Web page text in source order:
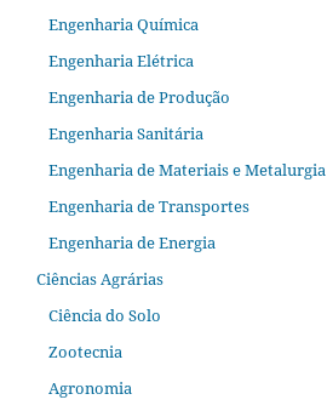
Engenharia Química
Engenharia Elétrica
Engenharia de Produção
Engenharia Sanitária
Engenharia de Materiais e Metalurgia
Engenharia de Transportes
Engenharia de Energia
Ciências Agrárias
Ciência do Solo
Zootecnia
Agronomia